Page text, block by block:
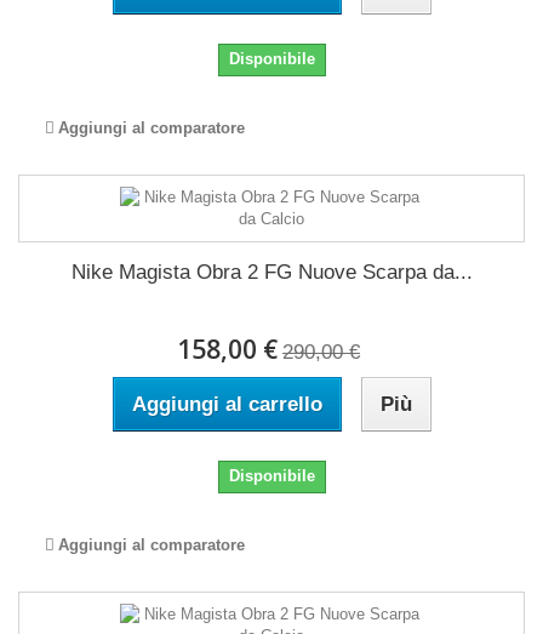
Disponibile
Aggiungi al comparatore
Nike Magista Obra 2 FG Nuove Scarpa da...
158,00 € 290,00 €
Aggiungi al carrello Più
Disponibile
Aggiungi al comparatore